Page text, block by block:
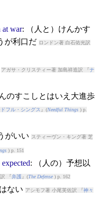
at war: （人と）けんかす
が利口だ ロンドン著 白石佑光訳
アガサ・クリスティー著 加島祥造訳 『ナ
のすこしとはいえ大進歩
ドフル・シングス 』(Needful Things) p.
がいい スティーヴン・キング著 芝
) p. 151
expected: （人の）予想以
『弁護』(The Defense) p. 162
ない アシモフ著 小尾芙佐訳 『神々